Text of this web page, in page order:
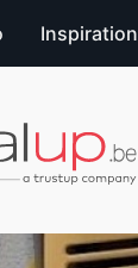
Inspiration